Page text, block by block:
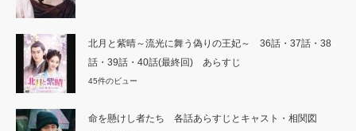
北月と紫晴～流光に舞う偽りの王妃～ 36話・37話・38
話・39話・40話(最終回) あらすじ
45件のビュー
命を懸けし者たち 各話あらすじとキャスト・相関図